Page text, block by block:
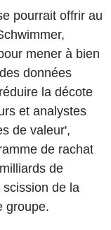
pourrait offrir au
mener à bien
données
la décote
et analystes
de valeur',
de rachat
de
de la
groupe.